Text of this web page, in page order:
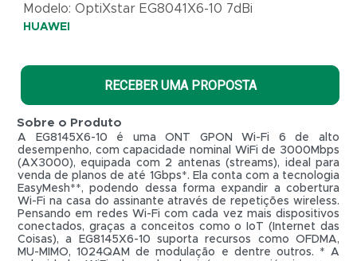
OptiXstar
EG8041X6-
Modelo: OptiXstar EG8041X6-10 7dBi
HUAWEI
RECEBER UMA PROPOSTA
Sobre o Produto
A EG8145X6-10 é uma ONT GPON Wi-Fi 6 de alto
desempenho, com capacidade nominal WiFi de 3000Mbps
(AX3000), equipada com 2 antenas (streams), ideal para
venda de planos de até 1Gbps*. Ela conta com a tecnologia
EasyMesh**, podendo dessa forma expandir a cobertura
Wi-Fi na casa do assinante através de repetições wireless.
Pensando em redes Wi-Fi com cada vez mais dispositivos
conectados, graças a conceitos como o IoT (Internet das
Coisas), a EG8145X6-10 suporta recursos como OFDMA,
MU-MIMO, 1024QAM de modulação e dentre outros. * A